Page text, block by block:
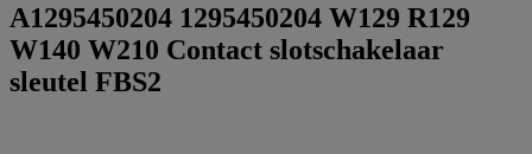
A1295450204 1295450204 W129 R129
W140 W210 Contact slotschakelaar
sleutel FBS2